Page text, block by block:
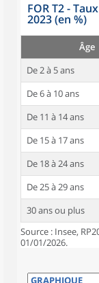
FOR T2 -
2023 (en %)
Âge
De 2 à 5 ans
De 6 à 10 ans
De 11 à 14 ans
De 15 à 17 ans
De 18 à 24 ans
De 25 à 29 ans
30 ans ou plus
Source : Insee,
01/01/2026.